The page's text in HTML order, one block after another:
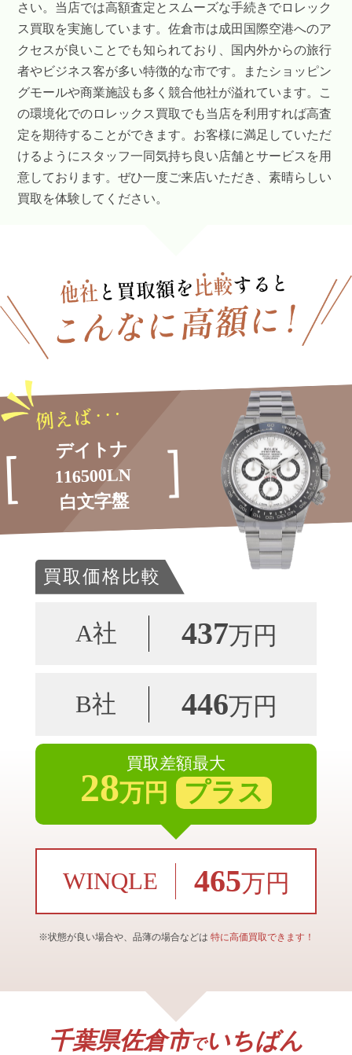
さい。当店では高額査定とスムーズな手続きでロレック
ス買取を実施しています。佐倉市は成田国際空港へのア
クセスが良いことでも知られており、国内外からの旅行
者やビジネス客が多い特徴的な市です。またショッピン
グモールや商業施設も多く競合他社が溢れています。こ
の環境化でのロレックス買取でも当店を利用すれば高査
定を期待することができます。お客様に満足していただ
けるようにスタッフ一同気持ち良い店舗とサービスを用
意しております。ぜひ一度ご来店いただき、素晴らしい
買取を体験してください。
デイトナ
116500LN
白文字盤
買取価格比較
A社 437万円
B社 446万円
買取差額最大
28万円 プラス
WINQLE 465万円
※状態が良い場合や、品薄の場合などは 特に高価買取できます！
千葉県佐倉市でいちばん